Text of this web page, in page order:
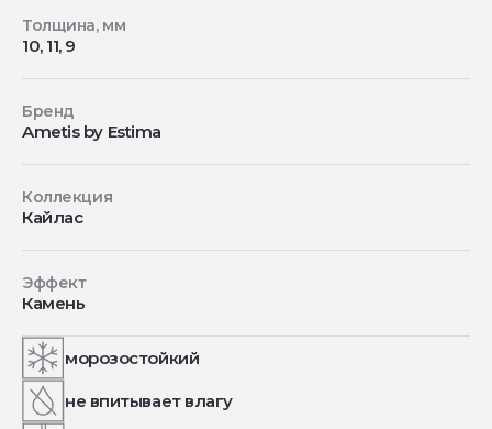
Толщина, мм
10, 11, 9
Бренд
Ametis by Estima
Коллекция
Кайлас
Эффект
Камень
морозостойкий
не впитывает влагу